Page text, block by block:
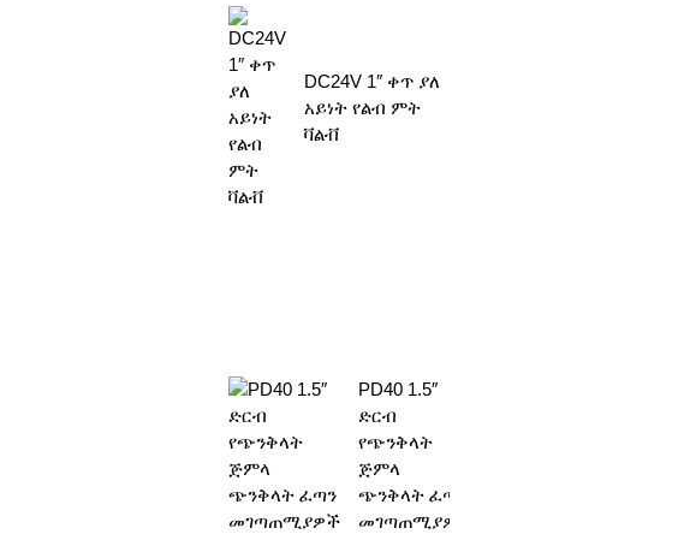
DC24V 1″ ቀጥ ያለ
አይነት የልብ ምት
ቫልቭ
PD40 1.5″
ድርብ
የጭንቅላት
ጅምላ
ጭንቅላት ፈጣን
መገጣጠሚያዎች